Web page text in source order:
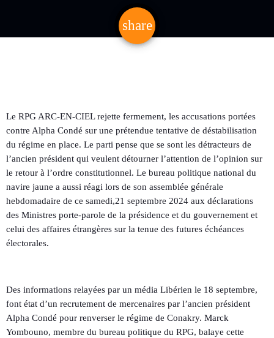
share
email
Le RPG ARC-EN-CIEL rejette fermement, les accusations portées
contre Alpha Condé sur une prétendue tentative de déstabilisation
du régime en place. Le parti pense que se sont les détracteurs de
l’ancien président qui veulent détourner l’attention de l’opinion sur
le retour à l’ordre constitutionnel. Le bureau politique national du
navire jaune a aussi réagi lors de son assemblée générale
hebdomadaire de ce samedi,21 septembre 2024 aux déclarations
des Ministres porte-parole de la présidence et du gouvernement et
celui des affaires étrangères sur la tenue des futures échéances
électorales.
Des informations relayées par un média Libérien le 18 septembre,
font état d’un recrutement de mercenaires par l’ancien président
Alpha Condé pour renverser le régime de Conakry. Marck
Yombouno, membre du bureau politique du RPG, balaye cette